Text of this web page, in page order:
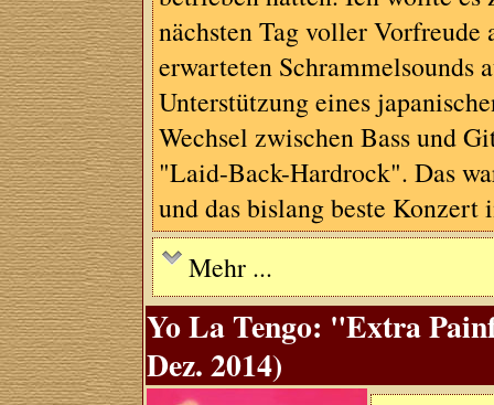
nächsten Tag voller Vorfreude
erwarteten
Unterstützung eines
Wechsel zwischen Bass und
"Laid-Back-Hardrock". Das
und das bislang beste
Mehr ...
Yo La Tengo: "Extra
Dez. 2014)